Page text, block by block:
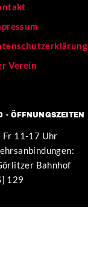
Verein
- ÖFFNUNGSZEITEN
Fr 11-17 Uhr
Bahnhof
129